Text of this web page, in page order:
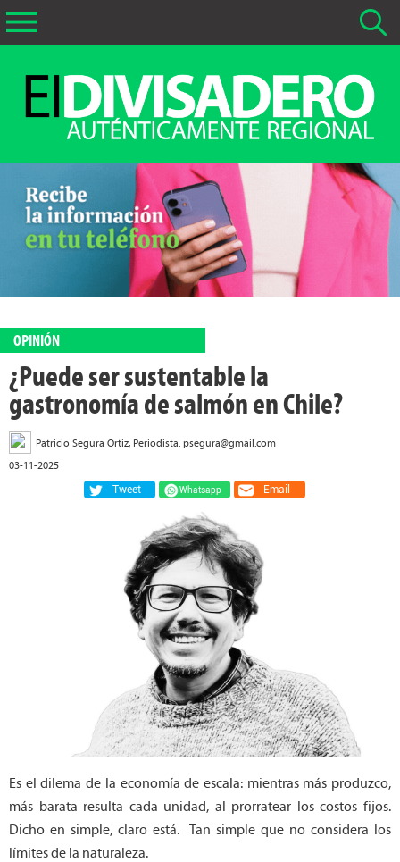
La fecha más antigua por defecto que se buscará es 01-02-
Buscar notas anteriores a 01-02-2026
OPINIÓN
¿Puede ser sustentable la
gastronomía de salmón en Chile?
Patricio Segura Ortiz, Periodista. psegura@gmail.com
03-11-2025
Tweet
Whatsapp Email
Es el dilema de la economía de escala: mientras más produzco,
más barata resulta cada unidad, al prorratear los costos fijos.
Dicho en simple, claro está. Tan simple que no considera los
límites de la naturaleza.